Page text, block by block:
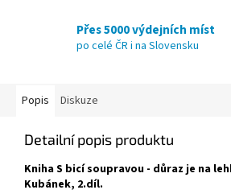
Přes 5000 výdejních míst
po celé ČR i na Slovensku
Popis Diskuze
Detailní popis produktu
Kniha S bicí soupravou - důraz je na
Kubánek, 2.díl.